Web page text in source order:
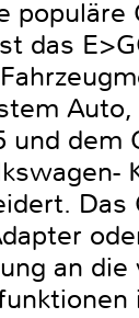
populäre
das
Auto,
und dem
Das
an die